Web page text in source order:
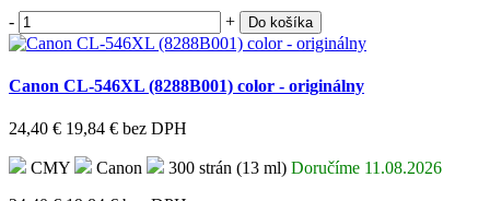
- + Do košíka
Canon CL-546XL (8288B001) color - originálny
24,40 € 19,84 € bez DPH
CMY Canon 300 strán (13 ml) Doručíme 11.08.2026